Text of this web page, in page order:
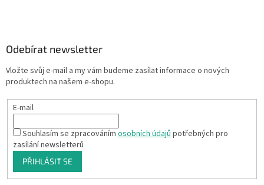
Odebírat newsletter
Vložte svůj e-mail a my vám budeme zasílat informace o nových
produktech na našem e-shopu.
E-mail
Souhlasím se zpracovánímosobních údajůpotřebných pro
zasílání newsletterů
PŘIHLÁSIT SE